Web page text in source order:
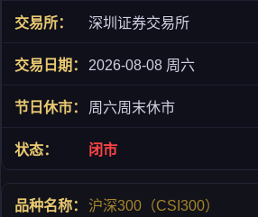
深圳证券交易所
2026-08-08 周六
周六周末休市
闭市
沪深300（CSI300）